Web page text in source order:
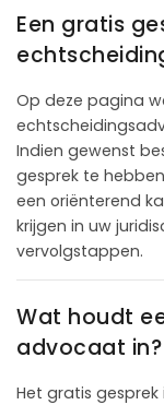
Een gratis
Op deze pagina
Indien gewenst
gesprek te
een oriënterend
krijgen in uw
vervolgstappen.
Wat houdt
advocaat in?
Het gratis